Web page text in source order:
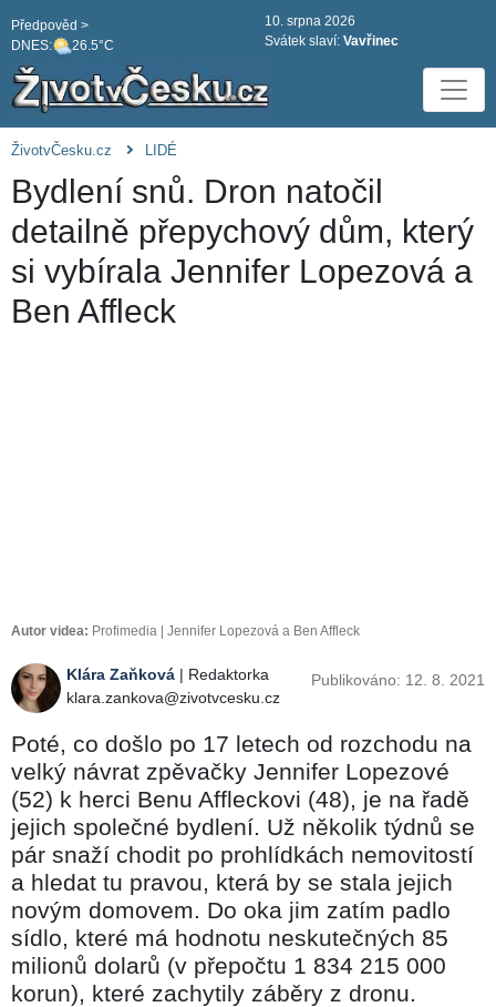
DNES: 26.5°C
Předpověd >
10. srpna 2026
Svátek slaví: Vavřinec
ŽivotvČesku.cz LIDÉ
Bydlení snů. Dron natočil
detailně přepychový dům, který
si vybírala Jennifer Lopezová a
Ben Affleck
Autor videa: Profimedia | Jennifer Lopezová a Ben Affleck
Klára Zaňková | Redaktorka
klara.zankova@zivotvcesku.cz
Publikováno: 12. 8. 2021
Poté, co došlo po 17 letech od rozchodu na
velký návrat zpěvačky Jennifer Lopezové
(52) k herci Benu Affleckovi (48), je na řadě
jejich společné bydlení. Už několik týdnů se
pár snaží chodit po prohlídkách nemovitostí
a hledat tu pravou, která by se stala jejich
novým domovem. Do oka jim zatím padlo
sídlo, které má hodnotu neskutečných 85
milionů dolarů (v přepočtu 1 834 215 000
korun), které zachytily záběry z dronu.